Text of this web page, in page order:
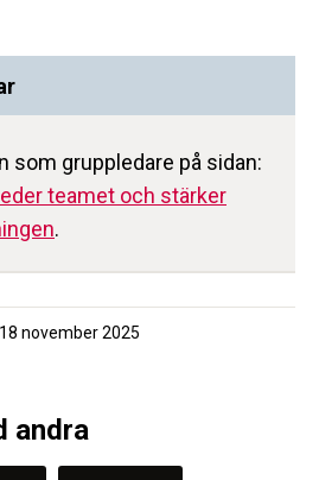
som gruppledare på sidan:
teamet och stärker
.
november 2025
andra